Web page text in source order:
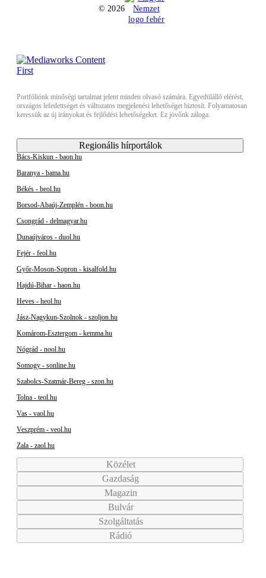
© 2026
Portfóliónk minőségi tartalmat jelent minden olvasó számára. Egyedülálló elérést,
országos lefedettséget és változatos megjelenési lehetőséget biztosít. Folyamatosan
keressük az új irányokat és fejlődési lehetőségeket. Ez jövőnk záloga.
Regionális hírportálok
Bács-Kiskun - baon.hu
Baranya - bama.hu
Békés - beol.hu
Borsod-Abaúj-Zemplén - boon.hu
Csongrád - delmagyar.hu
Dunaújváros - duol.hu
Fejér - feol.hu
Győr-Moson-Sopron - kisalfold.hu
Hajdú-Bihar - haon.hu
Heves - heol.hu
Jász-Nagykun-Szolnok - szoljon.hu
Komárom-Esztergom - kemma.hu
Nógrád - nool.hu
Somogy - sonline.hu
Szabolcs-Szatmár-Bereg - szon.hu
Tolna - teol.hu
Vas - vaol.hu
Veszprém - veol.hu
Zala - zaol.hu
Közélet
Gazdaság
Magazin
Bulvár
Szolgáltatás
Rádió